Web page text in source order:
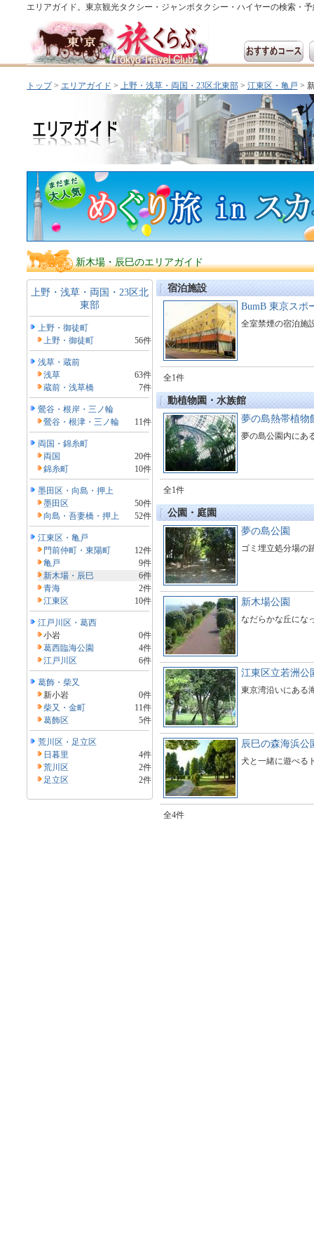
エリアガイド。東京観光タクシー・ジャンボタクシー・ハイヤーの検索・予
トップ> エリアガイド > 上野・浅草・両国・23区北東部> 江東区・亀戸 >
新木場・辰巳のエリアガイド
上野・浅草・両国・23区北
東部
上野・御徒町
上野・御徒町
56件
浅草・蔵前
浅草
63件
蔵前・浅草橋
7件
鶯谷・根岸・三ノ輪
鶯谷・根津・三ノ輪
11件
両国・錦糸町
両国
20件
錦糸町
10件
墨田区・向島・押上
墨田区
50件
向島・吾妻橋・押上
52件
江東区・亀戸
門前仲町・東陽町
12件
亀戸
9件
新木場・辰巳
6件
青海
2件
江東区
10件
江戸川区・葛西
小岩
0件
葛西臨海公園
4件
江戸川区
6件
葛飾・柴又
新小岩
0件
柴又・金町
11件
葛飾区
5件
荒川区・足立区
日暮里
4件
荒川区
2件
足立区
2件
宿泊施設
BumB 東京スポ
全室禁煙の宿泊施
全1件
動植物園・水族館
夢の島熱帯植物
夢の島公園内にあ
全1件
公園・庭園
夢の島公園
ゴミ埋立処分場の
新木場公園
なだらかな丘にな
江東区立若洲公
東京湾沿いにある
辰巳の森海浜公
犬と一緒に遊べる
全4件